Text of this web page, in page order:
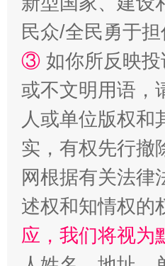
民众/全民勇于
③ 如你所反映
或不文明用语，
人或单位版权和
实，有权先行撤
网根据有关法律
述权和知情权的
应，我们将视为